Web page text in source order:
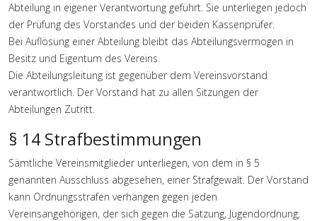
Abteilung in eigener Verantwortung geführt. Sie unterliegen jedoch
der Prüfung des Vorstandes und der beiden Kassenprüfer.
Bei Auflösung einer Abteilung bleibt das Abteilungsvermögen in
Besitz und Eigentum des Vereins.
Die Abteilungsleitung ist gegenüber dem Vereinsvorstand
verantwortlich. Der Vorstand hat zu allen Sitzungen der
Abteilungen Zutritt.
§ 14 Strafbestimmungen
Sämtliche Vereinsmitglieder unterliegen, von dem in § 5
genannten Ausschluss abgesehen, einer Strafgewalt. Der Vorstand
kann Ordnungsstrafen verhängen gegen jeden
Vereinsangehörigen, der sich gegen die Satzung, Jugendordnung,